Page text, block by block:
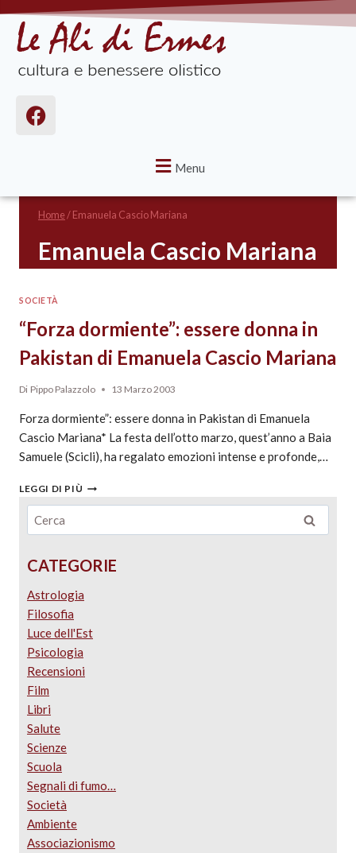
Menu
Home/Emanuela Cascio Mariana
Emanuela Cascio Mariana
SOCIETÀ
“Forza dormiente”: essere donna in
Pakistan di Emanuela Cascio Mariana
Di Pippo Palazzolo 13 Marzo 2003
Forza dormiente”: essere donna in Pakistan di Emanuela
Cascio Mariana* La festa dell’otto marzo, quest’anno a Baia
Samuele (Scicli), ha regalato emozioni intense e profonde,…
LEGGI DI PIÙ
CATEGORIE
Astrologia
Filosofia
Luce dell'Est
Psicologia
Recensioni
Film
Libri
Salute
Scienze
Scuola
Segnali di fumo…
Società
Ambiente
Associazionismo